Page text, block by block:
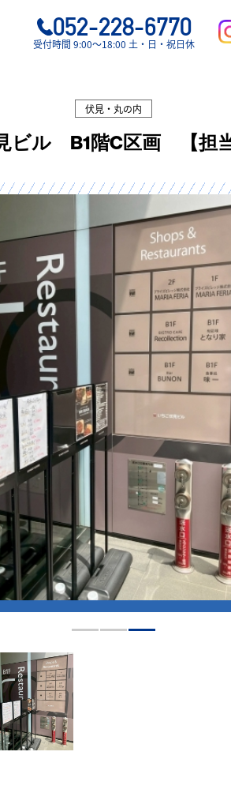
052-228-6770
受付時間 9:00〜18:00 土・日・祝日休
伏見・丸の内
ビル B1階C区画 【担当